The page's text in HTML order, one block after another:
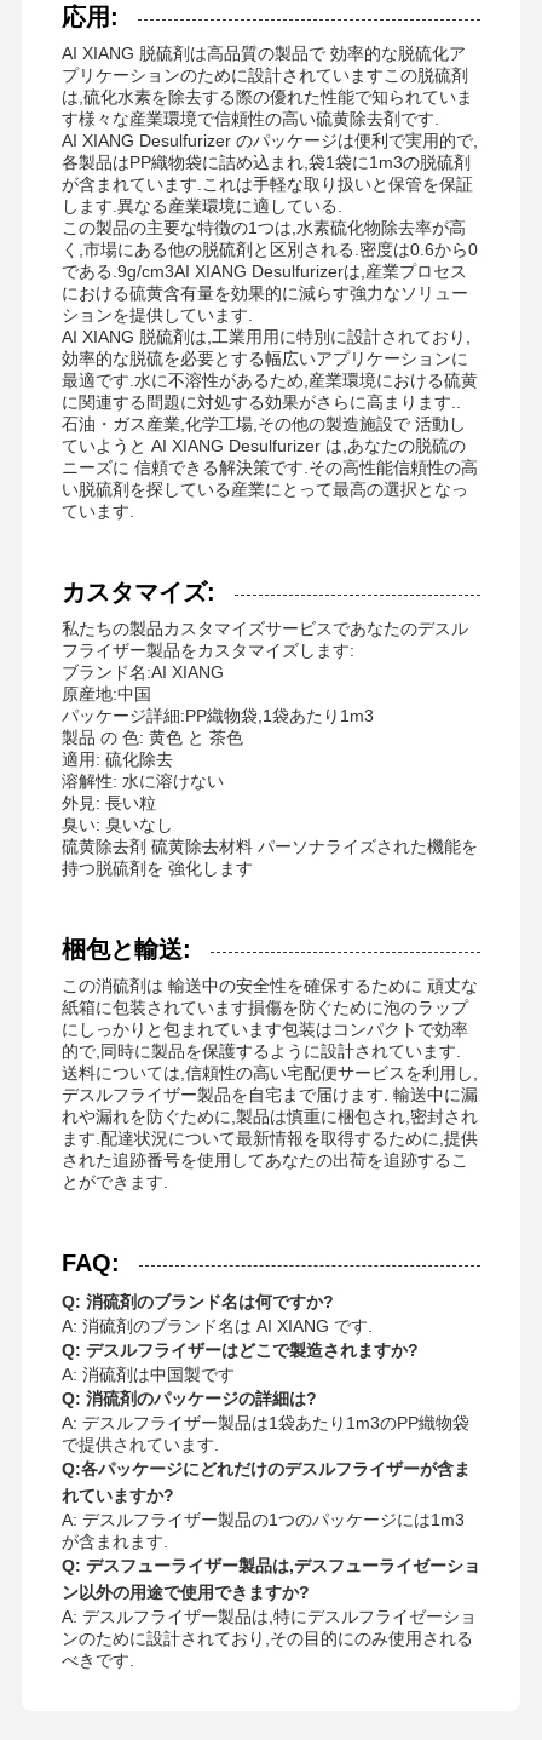
会社案内 品質管理 ニュース すべての場合
見積依頼
酸化鉄Desulfurizer
ディメチラミノエチルメタクリレート
アクリロロキシエチルトリメチルアモニウムクロリド
陰イオンのポリアクリルアミド
複合肥 緩慢放出保護剤
カチオン性ポリアクリルアミド
酸性分解のためのゲーリング剤
高温堆積剤
硫化剤
応用:
AI XIANG 脱硫剤は高品質の製品で 効率的な脱硫化ア
プリケーションのために設計されていますこの脱硫剤
は,硫化水素を除去する際の優れた性能で知られていま
す様々な産業環境で信頼性の高い硫黄除去剤です.
AI XIANG Desulfurizer のパッケージは便利で実用的で,
各製品はPP織物袋に詰め込まれ,袋1袋に1m3の脱硫剤
が含まれています.これは手軽な取り扱いと保管を保証
します.異なる産業環境に適している.
この製品の主要な特徴の1つは,水素硫化物除去率が高
く,市場にある他の脱硫剤と区別される.密度は0.6から0
である.9g/cm3AI XIANG Desulfurizerは,産業プロセス
における硫黄含有量を効果的に減らす強力なソリュー
ションを提供しています.
AI XIANG 脱硫剤は,工業用用に特別に設計されており,
効率的な脱硫を必要とする幅広いアプリケーションに
最適です.水に不溶性があるため,産業環境における硫黄
に関連する問題に対処する効果がさらに高まります..
石油・ガス産業,化学工場,その他の製造施設で 活動し
ていようと AI XIANG Desulfurizer は,あなたの脱硫の
ニーズに 信頼できる解決策です.その高性能信頼性の高
い脱硫剤を探している産業にとって最高の選択となっ
ています.
カスタマイズ:
私たちの製品カスタマイズサービスであなたのデスル
フライザー製品をカスタマイズします:
ブランド名:AI XIANG
原産地:中国
パッケージ詳細:PP織物袋,1袋あたり1m3
製品 の 色: 黄色 と 茶色
適用: 硫化除去
溶解性: 水に溶けない
外見: 長い粒
臭い: 臭いなし
硫黄除去剤 硫黄除去材料 パーソナライズされた機能を
持つ脱硫剤を 強化します
梱包と輸送:
この消硫剤は 輸送中の安全性を確保するために 頑丈な
紙箱に包装されています損傷を防ぐために泡のラップ
にしっかりと包まれています包装はコンパクトで効率
的で,同時に製品を保護するように設計されています.
送料については,信頼性の高い宅配便サービスを利用し,
デスルフライザー製品を自宅まで届けます. 輸送中に漏
れや漏れを防ぐために,製品は慎重に梱包され,密封され
ます.配達状況について最新情報を取得するために,提供
された追跡番号を使用してあなたの出荷を追跡するこ
とができます.
FAQ:
Q: 消硫剤のブランド名は何ですか?
A: 消硫剤のブランド名は AI XIANG です.
Q: デスルフライザーはどこで製造されますか?
A: 消硫剤は中国製です
Q: 消硫剤のパッケージの詳細は?
A: デスルフライザー製品は1袋あたり1m3のPP織物袋
で提供されています.
Q:各パッケージにどれだけのデスルフライザーが含ま
れていますか?
A: デスルフライザー製品の1つのパッケージには1m3
が含まれます.
Q: デスフューライザー製品は,デスフューライゼーショ
ン以外の用途で使用できますか?
A: デスルフライザー製品は,特にデスルフライゼーショ
ンのために設計されており,その目的にのみ使用される
べきです.